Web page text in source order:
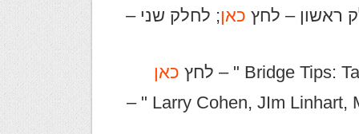
כאן; לחלק שני –
כאן
" Larry Cohen, JIm Linhart, Marty Bergen & Steve Bloom 1980's " –